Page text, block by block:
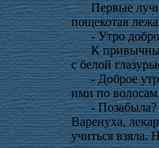
Первые
пощекотав
- Утро
К
с белой
- Доброе
ими по
-
Варенуха,
учиться взяла.